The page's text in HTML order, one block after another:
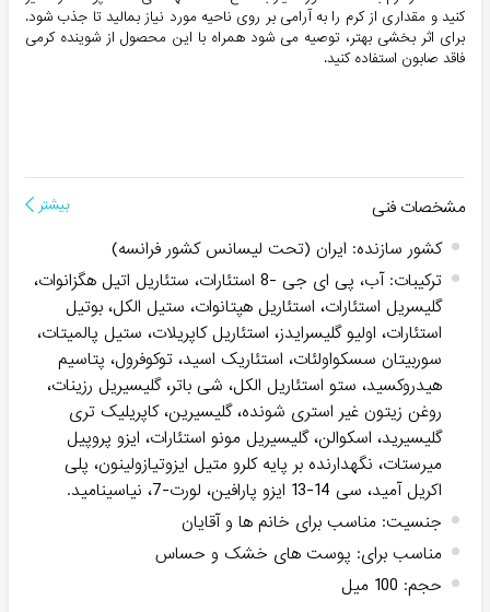
کنید و مقداری از کرم را به آرامی بر روی ناحیه مورد نیاز بمالید تا جذب شود.
برای اثر بخشی بهتر، توصیه می شود همراه با این محصول از شوینده کرمی
فاقد صابون استفاده کنید.
مشخصات فنی بیشتر
کشور سازنده: ایران (تحت لیسانس کشور فرانسه)
ترکیبات:
آب، پی ای جی -8 استئارات، ستئاریل اتیل هگزانوات،
گلیسریل استئارات، استئاریل هپتانوات، ستیل الکل، بوتیل
استئارات، اولیو گلیسرایدز، استئاریل کاپریلات، ستیل پالمیتات،
سوربیتان سسکواولئات، استئاریک اسید، توکوفرول، پتاسیم
هیدروکسید، ستو استئاریل الکل، شی باتر، گلیسیریل رزینات،
روغن زیتون غیر استری شونده، گلیسیرین، کاپریلیک تری
گلیسیرید، اسکوالن، گلیسیریل مونو استئارات، ایزو پروپیل
میرستات، نگهدارنده بر پایه کلرو متیل ایزوتیازولینون، پلی
اکریل آمید، سی 14-13 ایزو پارافین، لورت-7، نیاسینامید.
جنسیت: مناسب برای خانم ها و آقایان
مناسب برای: پوست های خشک و حساس
حجم: 100 میل